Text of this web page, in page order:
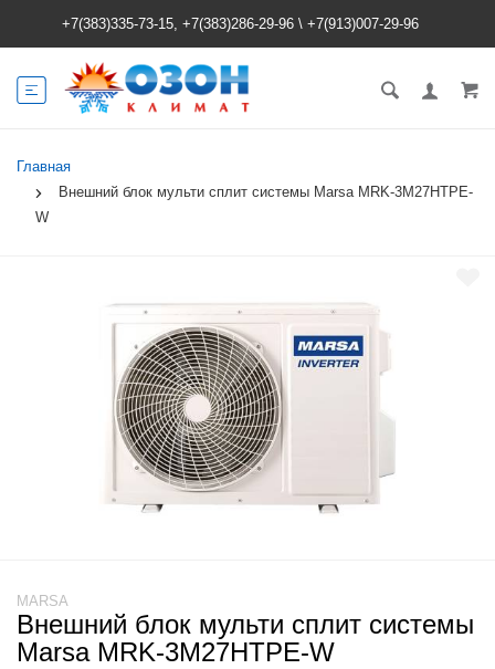
+7(383)335-73-15, +7(383)286-29-96 \ +7(913)007-29-96
Главная
Внешний блок мульти сплит системы Marsa MRK-3M27HTPE-
W
MARSA
Внешний блок мульти сплит системы
Marsa MRK-3M27HTPE-W